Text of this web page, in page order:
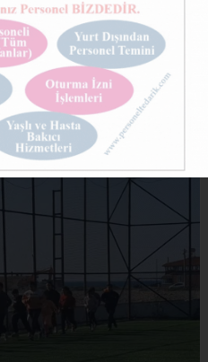
Atletizm Dersleri
ABONE OL